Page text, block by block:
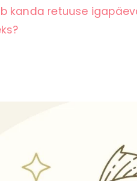
kanda retuuse